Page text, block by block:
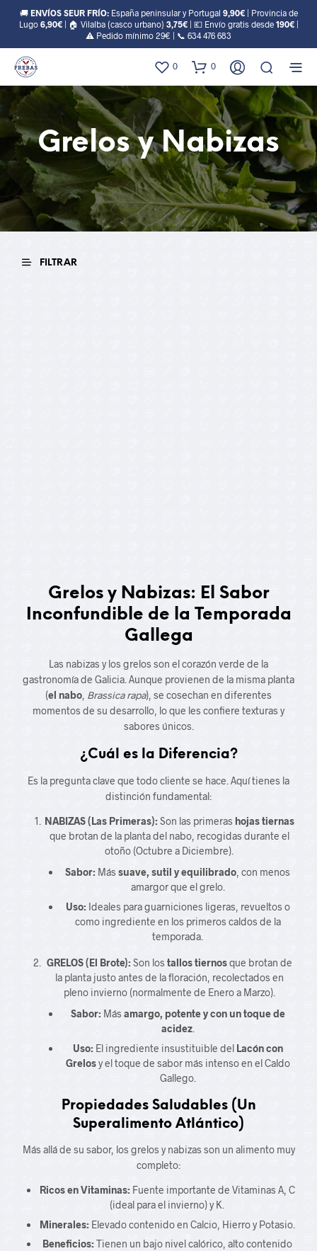
🚚 ENVÍOS SEUR FRÍO:España peninsular y Portugal 9,90€| Provincia de
Lugo 6,90€| 🏠 Vilalba (casco urbano) 3,75€| 💶 Envío gratis desde 190€|
⚠️ Pedido mínimo 29€ | 📞 634 476 683
0 0
Grelos y Nabizas
FILTRAR
Grelos y Nabizas: El Sabor
Inconfundible de la Temporada
Gallega
Las nabizas y los grelos son el corazón verde de la
gastronomía de Galicia. Aunque provienen de la misma planta
(el nabo Brassica rapa), se cosechan en diferentes
momentos de su desarrollo, lo que les confiere texturas y
sabores únicos.
¿Cuál es la Diferencia?
Es la pregunta clave que todo cliente se hace. Aquí tienes la
distinción fundamental:
NABIZAS (Las Primeras):Son las primeras hojas tiernas
que brotan de la planta del nabo, recogidas durante el
otoño (Octubre a Diciembre).
Sabor: Mássuave, sutil y equilibrado , con menos
amargor que el grelo.
Uso:Ideales para guarniciones ligeras, revueltos o
como ingrediente en los primeros caldos de la
temporada.
GRELOS (El Brote):Son los tallos tiernosque brotan de
la planta justo antes de la floración, recolectados en
pleno invierno (normalmente de Enero a Marzo).
Sabor:Más amargo, potente y con un toque de
acidez.
Uso:El ingrediente insustituible del Lacón con
Grelosy el toque de sabor más intenso en el Caldo
Gallego.
Propiedades Saludables (Un
Superalimento Atlántico)
Más allá de su sabor, los grelos y nabizas son un alimento muy
completo:
Ricos en Vitaminas:Fuente importante de Vitaminas A, C
(ideal para el invierno) y K.
Minerales:Elevado contenido en Calcio, Hierro y Potasio.
Beneficios:Tienen un bajo nivel calórico, alto contenido